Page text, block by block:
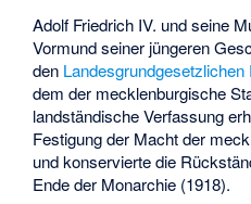
Adolf Friedrich IV. und seine
Vormund seiner jüngeren
den Landesgrundgesetzlichen
dem der mecklenburgische
landständische Verfassung
Festigung der Macht der
und konservierte die
Ende der Monarchie (1918).